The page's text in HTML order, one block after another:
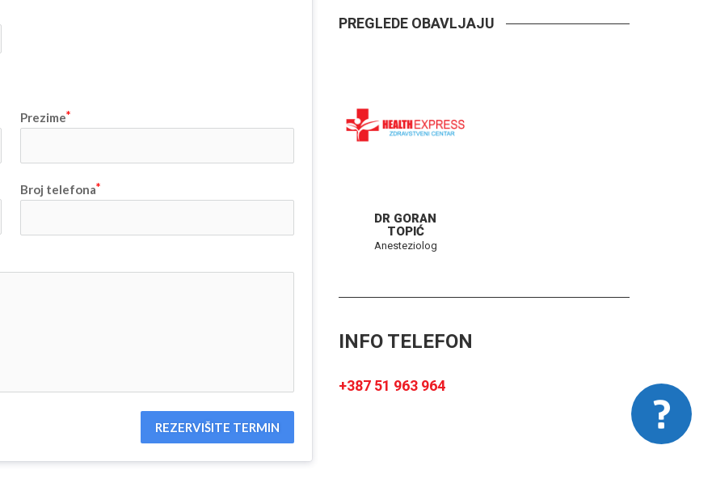
Prezime
Broj telefona
REZERVIŠITE TERMIN
PREGLEDE OBAVLJAJU
DR GORAN
TOPIĆ
Anesteziolog
INFO TELEFON
+387 51 963 964